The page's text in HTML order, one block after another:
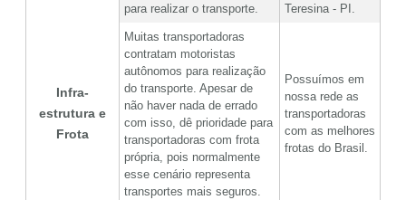
para realizar o transporte.
Teresina - PI.
Infra-
estrutura e
Frota
Muitas transportadoras
contratam motoristas
autônomos para realização
do transporte. Apesar de
não haver nada de errado
com isso, dê prioridade para
transportadoras com frota
própria, pois normalmente
esse cenário representa
transportes mais seguros.
Possuímos em
nossa rede as
transportadoras
com as melhores
frotas do Brasil.